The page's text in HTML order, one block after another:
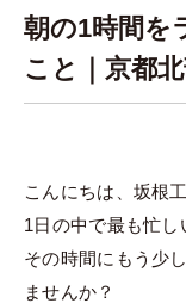
朝の1時間を
こと｜京都
こんにちは、坂根
1日の中で最も忙し
その時間にもう少
ませんか？